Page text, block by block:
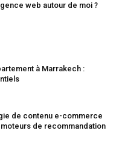
web autour de moi ?
à Marrakech :
de contenu e-commerce
de recommandation